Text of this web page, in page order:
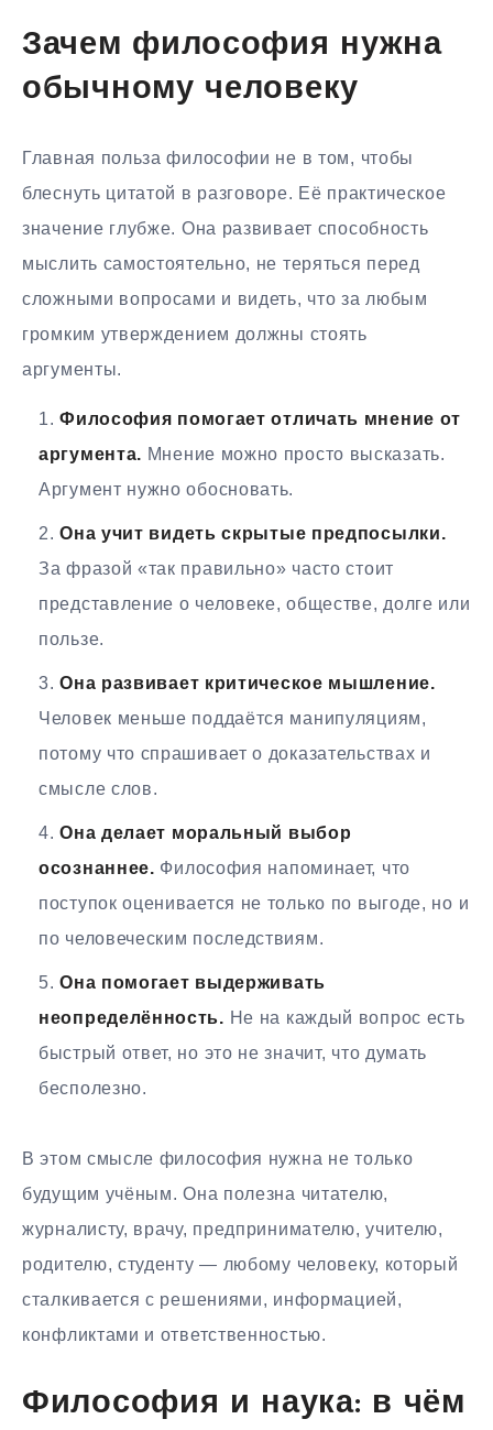
Зачем философия нужна
обычному человеку
Главная польза философии не в том, чтобы
блеснуть цитатой в разговоре. Её практическое
значение глубже. Она развивает способность
мыслить самостоятельно, не теряться перед
сложными вопросами и видеть, что за любым
громким утверждением должны стоять
аргументы.
Философия помогает отличать мнение от
аргумента. Мнение можно просто высказать.
Аргумент нужно обосновать.
Она учит видеть скрытые предпосылки.
За фразой «так правильно» часто стоит
представление о человеке, обществе, долге или
пользе.
Она развивает критическое мышление.
Человек меньше поддаётся манипуляциям,
потому что спрашивает о доказательствах и
смысле слов.
Она делает моральный выбор
осознаннее. Философия напоминает, что
поступок оценивается не только по выгоде, но и
по человеческим последствиям.
Она помогает выдерживать
неопределённость. Не на каждый вопрос есть
быстрый ответ, но это не значит, что думать
бесполезно.
В этом смысле философия нужна не только
будущим учёным. Она полезна читателю,
журналисту, врачу, предпринимателю, учителю,
родителю, студенту — любому человеку, который
сталкивается с решениями, информацией,
конфликтами и ответственностью.
Философия и наука: в чём